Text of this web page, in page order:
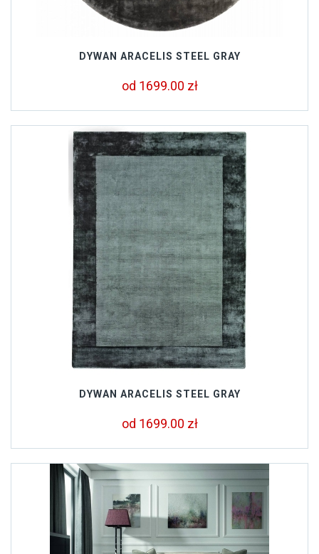
DYWAN ARACELIS STEEL GRAY
od 1699.00 zł
DYWAN ARACELIS STEEL GRAY
od 1699.00 zł